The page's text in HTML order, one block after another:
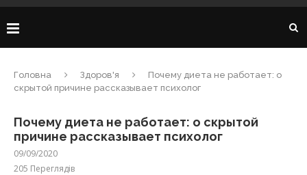
Головна Здоров'я
Почему диета не работает: о
скрытой причине рассказывает психолог
Почему диета не работает: о скрытой
причине рассказывает психолог
09/09/2020
205 Переглядів